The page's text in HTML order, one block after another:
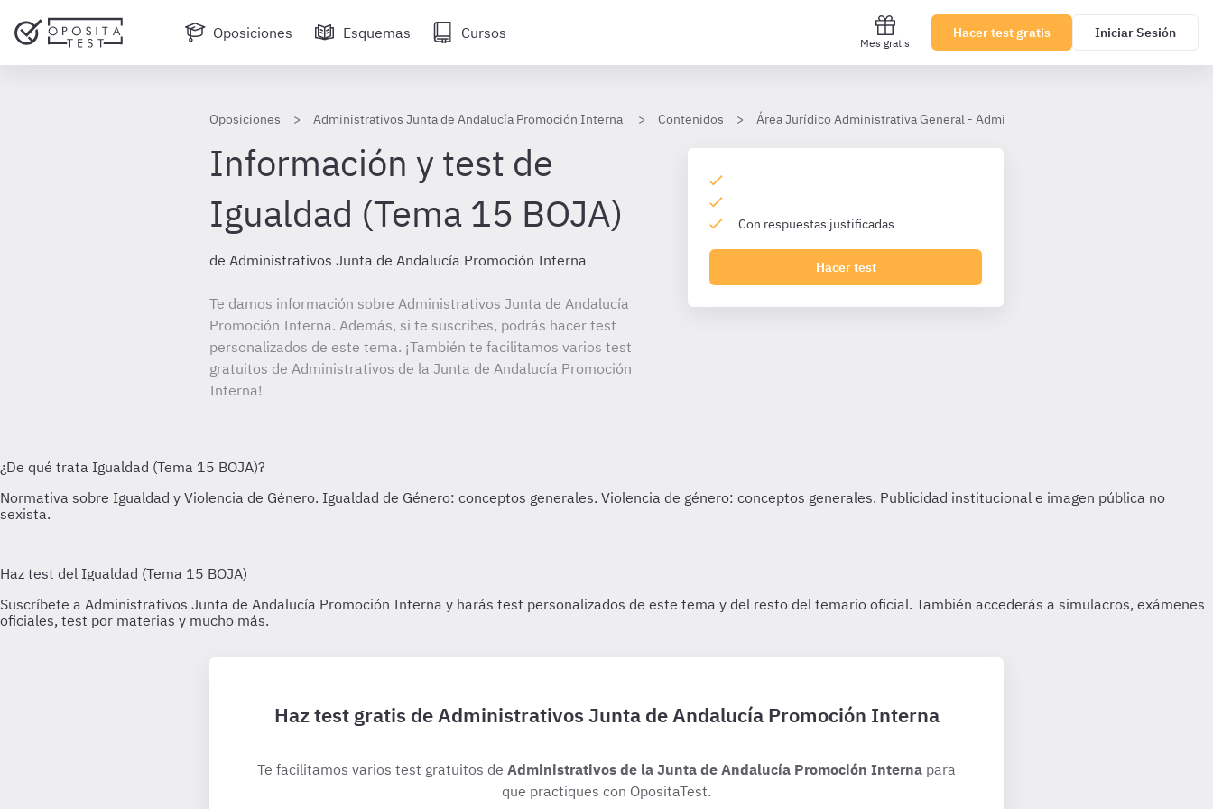
Oposiciones Esquemas Cursos
Mes gratis
Hacer test gratis Iniciar Sesión
Oposiciones Administrativos Junta de Andalucía Promoción Interna Contenidos Área Jurídico Administrativa General - Administrativos Junta Andalucía PI
Información y test de
Igualdad (Tema 15 BOJA)
de Administrativos Junta de Andalucía Promoción Interna
Te damos información sobre Administrativos Junta de Andalucía
Promoción Interna. Además, si te suscribes, podrás hacer test
personalizados de este tema. ¡También te facilitamos varios test
gratuitos de Administrativos de la Junta de Andalucía Promoción
Interna!
Con respuestas justificadas
Hacer test
Haz test gratis de Administrativos Junta de Andalucía Promoción Interna
Te facilitamos varios test gratuitos de Administrativos de la Junta de Andalucía Promoción Interna para
que practiques con OpositaTest.